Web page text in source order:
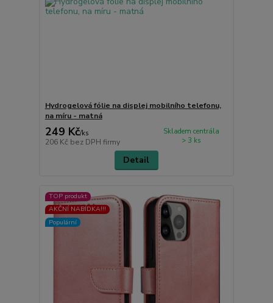
Hydrogelová fólie na displej mobilního telefonu,
na míru - matná
249 Kč/ks
206 Kč bez DPH firmy
Skladem centrála
> 3 ks
Detail
TOP produkt
AKČNÍ NABÍDKA!!!
Populární